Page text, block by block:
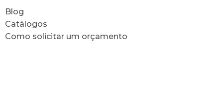
Blog
Catálogos
Como solicitar um orçamento